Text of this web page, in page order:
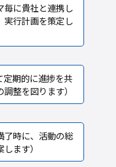
毎に貴社と連携し
実行計画を策定し
定期的に進捗を共
整を図ります）
了時に、活動の総
ます）